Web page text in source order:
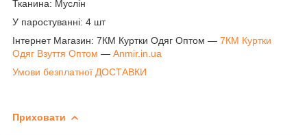
Тканина: Муслін
У паростуванні: 4 шт
Інтернет Магазин: 7КМ Куртки Одяг Оптом ― 7КМ Куртки
Одяг Взуття Оптом ― Anmir.in.ua
Умови безплатної ДОСТАВКИ
Приховати